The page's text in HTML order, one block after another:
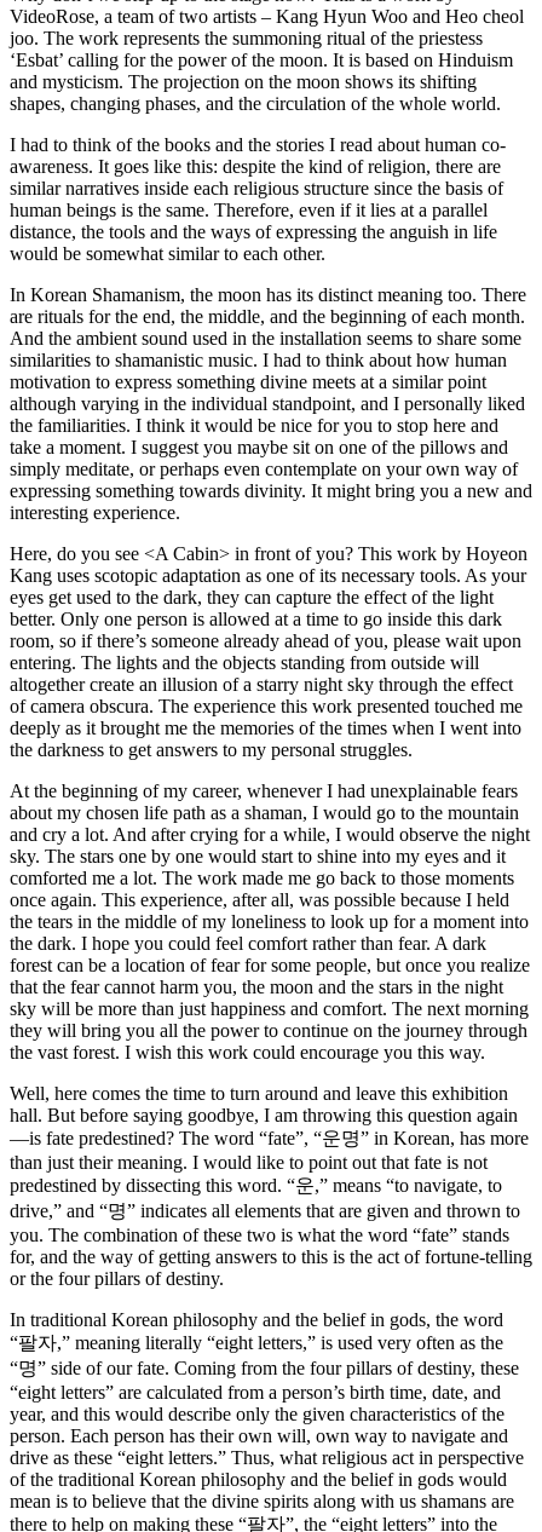
VideoRose, a team of two artists – Kang Hyun Woo and Heo cheol
joo. The work represents the summoning ritual of the priestess
‘Esbat’ calling for the power of the moon. It is based on Hinduism
and mysticism. The projection on the moon shows its shifting
shapes, changing phases, and the circulation of the whole world.
I had to think of the books and the stories I read about human co-
awareness. It goes like this: despite the kind of religion, there are
similar narratives inside each religious structure since the basis of
human beings is the same. Therefore, even if it lies at a parallel
distance, the tools and the ways of expressing the anguish in life
would be somewhat similar to each other.
In Korean Shamanism, the moon has its distinct meaning too. There
are rituals for the end, the middle, and the beginning of each month.
And the ambient sound used in the installation seems to share some
similarities to shamanistic music. I had to think about how human
motivation to express something divine meets at a similar point
although varying in the individual standpoint, and I personally liked
the familiarities. I think it would be nice for you to stop here and
take a moment. I suggest you maybe sit on one of the pillows and
simply meditate, or perhaps even contemplate on your own way of
expressing something towards divinity. It might bring you a new and
interesting experience.
Here, do you see <A Cabin> in front of you? This work by Hoyeon
Kang uses scotopic adaptation as one of its necessary tools. As your
eyes get used to the dark, they can capture the effect of the light
better. Only one person is allowed at a time to go inside this dark
room, so if there’s someone already ahead of you, please wait upon
entering. The lights and the objects standing from outside will
altogether create an illusion of a starry night sky through the effect
of camera obscura. The experience this work presented touched me
deeply as it brought me the memories of the times when I went into
the darkness to get answers to my personal struggles.
At the beginning of my career, whenever I had unexplainable fears
about my chosen life path as a shaman, I would go to the mountain
and cry a lot. And after crying for a while, I would observe the night
sky. The stars one by one would start to shine into my eyes and it
comforted me a lot. The work made me go back to those moments
once again. This experience, after all, was possible because I held
the tears in the middle of my loneliness to look up for a moment into
the dark. I hope you could feel comfort rather than fear. A dark
forest can be a location of fear for some people, but once you realize
that the fear cannot harm you, the moon and the stars in the night
sky will be more than just happiness and comfort. The next morning
they will bring you all the power to continue on the journey through
the vast forest. I wish this work could encourage you this way.
Well, here comes the time to turn around and leave this exhibition
hall. But before saying goodbye, I am throwing this question again
—is fate predestined? The word “fate”, “운명” in Korean, has more
than just their meaning. I would like to point out that fate is not
predestined by dissecting this word. “운,” means “to navigate, to
drive,” and “명” indicates all elements that are given and thrown to
you. The combination of these two is what the word “fate” stands
for, and the way of getting answers to this is the act of fortune-telling
or the four pillars of destiny.
In traditional Korean philosophy and the belief in gods, the word
“팔자,” meaning literally “eight letters,” is used very often as the
“명” side of our fate. Coming from the four pillars of destiny, these
“eight letters” are calculated from a person’s birth time, date, and
year, and this would describe only the given characteristics of the
person. Each person has their own will, own way to navigate and
drive as these “eight letters.” Thus, what religious act in perspective
of the traditional Korean philosophy and the belief in gods would
mean is to believe that the divine spirits along with us shamans are
there to help on making these “팔자”, the “eight letters” into the